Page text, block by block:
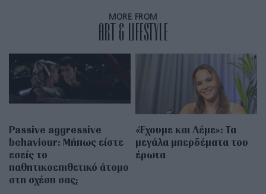
MORE FROM
ART & LIFESTYLE
Passive aggressive
behaviour: Μήπως είστε
εσείς το
παθητικοεπιθετικό άτομο
στη σχέση σας;
«Έχουμε και Λέμε»: Τα
μεγάλα μπερδέματα του
έρωτα